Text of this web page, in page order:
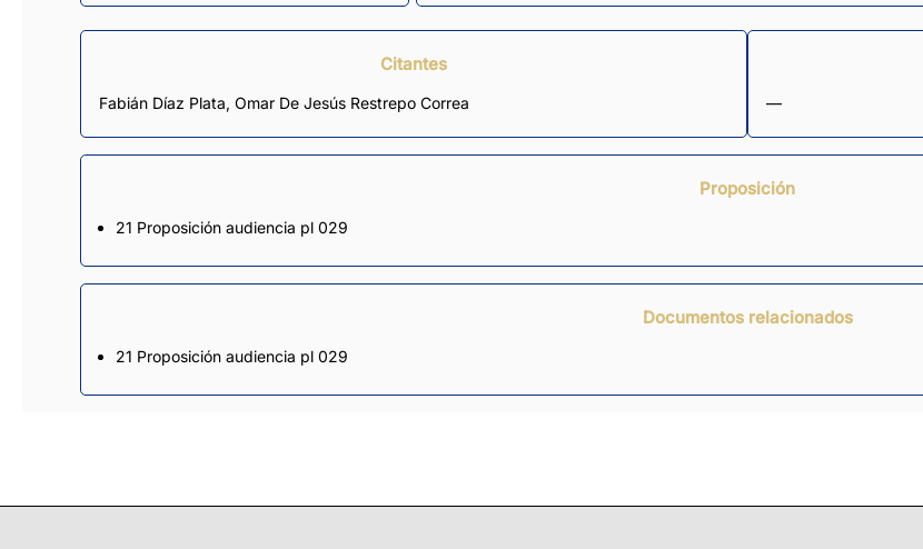
Citantes
Fabián Díaz Plata, Omar De Jesús Restrepo Correa —
Proposición
21 Proposición audiencia pl 029
Documentos relacionados
21 Proposición audiencia pl 029